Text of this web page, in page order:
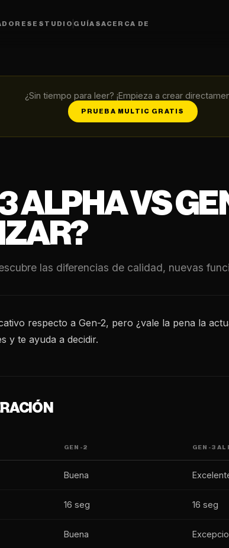
ESTUDIO GUÍASACERCA DE
¿Sin tiempo para leer? ¡Empieza a crear
PRUEBA MULTIC GRATIS
ALPHA VS
las diferencias de calidad, nuevas
respecto a Gen-2, pero ¿vale la pena la
y te ayuda a decidir.
GEN-2 GEN-3
Buena
16 seg 16 seg
Buena